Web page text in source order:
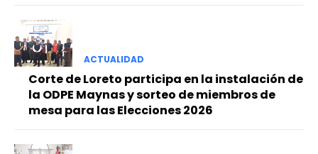
ACTUALIDAD
Corte de Loreto participa en la instalación de
la ODPE Maynas y sorteo de miembros de
mesa para las Elecciones 2026